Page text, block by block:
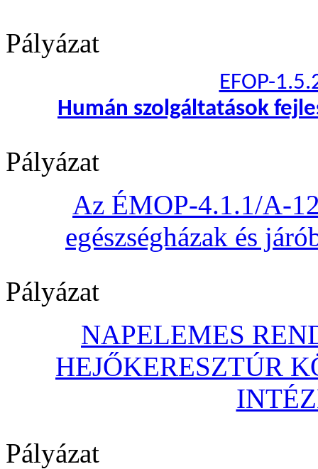
Pályázat
EFOP-
Humán szolgáltatások
Pályázat
Az ÉMOP-4.1.1/A-
egészségházak és
Pályázat
NAPELEMES
HEJŐKERESZTÚR
Pályázat